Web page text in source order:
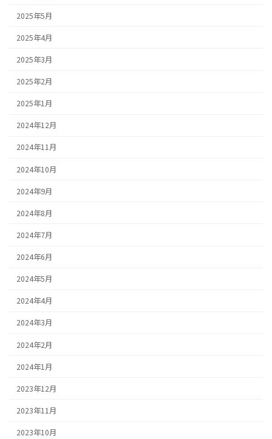
2025年5月
2025年4月
2025年3月
2025年2月
2025年1月
2024年12月
2024年11月
2024年10月
2024年9月
2024年8月
2024年7月
2024年6月
2024年5月
2024年4月
2024年3月
2024年2月
2024年1月
2023年12月
2023年11月
2023年10月